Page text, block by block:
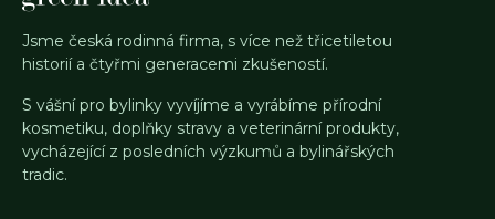
Jsme česká rodinná firma, s více než třicetiletou
historií a čtyřmi generacemi zkušeností.
S vášní pro bylinky vyvíjíme a vyrábíme přírodní
kosmetiku, doplňky stravy a veterinární produkty,
vycházející z posledních výzkumů a bylinářských
tradic.